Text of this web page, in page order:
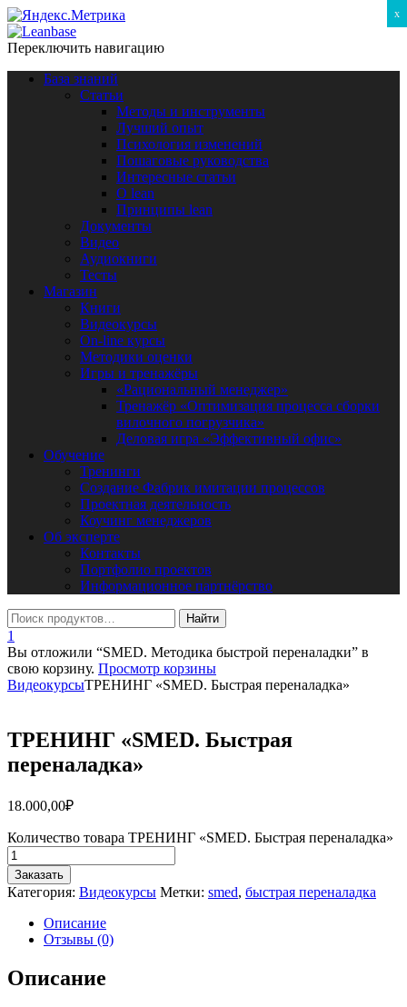
Переключить навигацию
База знаний
Статьи
Методы и инструменты
Лучший опыт
Психология изменений
Пошаговые руководства
Интересные статьи
O lean
Принципы lean
Документы
Видео
Аудиокниги
Тесты
Магазин
Книги
Видеокурсы
On-line курсы
Методики оценки
Игры и тренажёры
«Рациональный менеджер»
Тренажёр «Оптимизация процесса сборки
вилочного погрузчика»
Деловая игра «Эффективный офис»
Обучение
Тренинги
Создание Фабрик имитации процессов
Проектная деятельность
Коучинг менеджеров
Об эксперте
Контакты
Портфолио проектов
Информационное партнёрство
1
Вы отложили “SMED. Методика быстрой переналадки” в
свою корзину. Просмотр корзины
ВидеокурсыТРЕНИНГ «SMED. Быстрая переналадка»
ТРЕНИНГ «SMED. Быстрая
переналадка»
18.000,00₽
Количество товара ТРЕНИНГ «SMED. Быстрая переналадка»
Заказать
Категория: Видеокурсы Метки: smed, быстрая переналадка
Описание
Отзывы (0)
Описание
x